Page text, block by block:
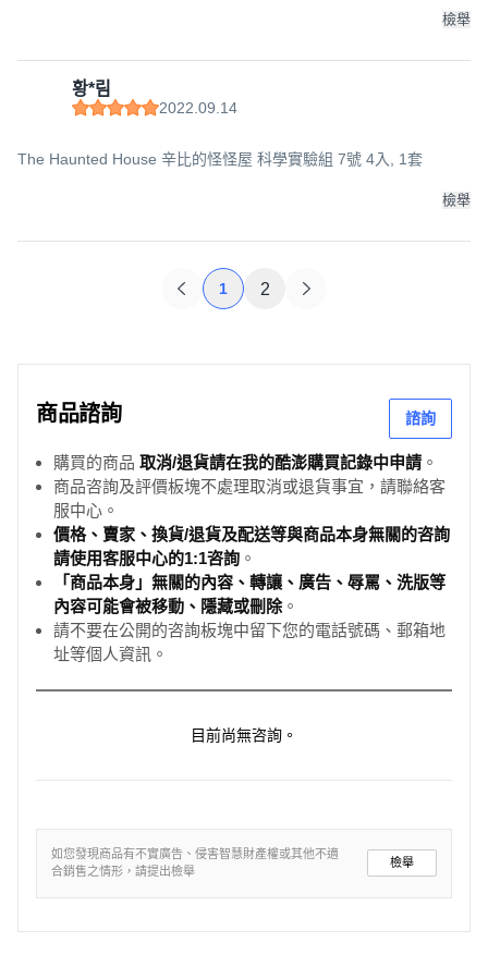
檢舉
황*림
2022.09.14
The Haunted House 辛比的怪怪屋 科學實驗組 7號 4入, 1套
檢舉
1 2
商品諮詢 諮詢
購買的商品 取消/退貨請在我的酷澎購買記錄中申請 。
商品咨詢及評價板塊不處理取消或退貨事宜，請聯絡客
服中心。
價格、賣家、換貨/退貨及配送等與商品本身無關的咨詢
請使用客服中心的1:1咨詢 。
「商品本身」無關的內容、轉讓、廣告、辱罵、洗版等
內容可能會被移動、隱藏或刪除。
請不要在公開的咨詢板塊中留下您的電話號碼、郵箱地
址等個人資訊。
目前尚無咨詢。
如您發現商品有不實廣告、侵害智慧財產權或其他不適
合銷售之情形，請提出檢舉
檢舉